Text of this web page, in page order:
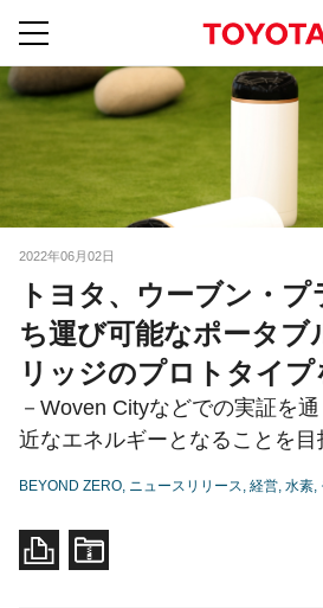
2022年06月02日
トヨタ、ウーブン・
ち運び可能なポータブ
リッジのプロトタイプ
－Woven Cityなどでの実証を
近なエネルギーとなることを目
BEYOND ZERO ニュースリリース 経営 水素